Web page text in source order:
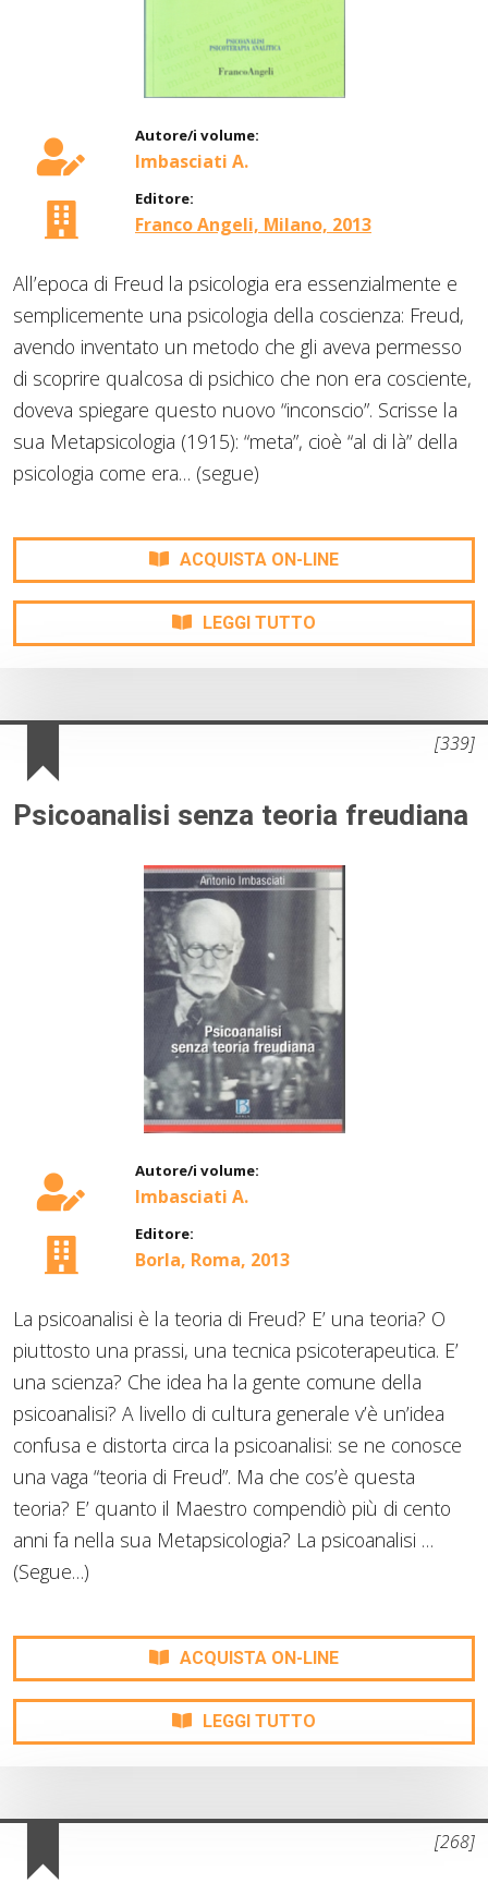
Autore/i volume:
Imbasciati A.
Editore:
Franco Angeli, Milano, 2013
All’epoca di Freud la psicologia era essenzialmente e
semplicemente una psicologia della coscienza: Freud,
avendo inventato un metodo che gli aveva permesso
di scoprire qualcosa di psichico che non era cosciente,
doveva spiegare questo nuovo “inconscio”. Scrisse la
sua Metapsicologia (1915): “meta”, cioè “al di là” della
psicologia come era… (segue)
ACQUISTA ON-LINE
LEGGI TUTTO
Psicoanalisi senza teoria freudiana
[339]
Autore/i volume:
Imbasciati A.
Editore:
Borla, Roma, 2013
La psicoanalisi è la teoria di Freud? E’ una teoria? O
piuttosto una prassi, una tecnica psicoterapeutica. E’
una scienza? Che idea ha la gente comune della
psicoanalisi? A livello di cultura generale v’è un’idea
confusa e distorta circa la psicoanalisi: se ne conosce
una vaga “teoria di Freud”. Ma che cos’è questa
teoria? E’ quanto il Maestro compendiò più di cento
anni fa nella sua Metapsicologia? La psicoanalisi …
(Segue…)
ACQUISTA ON-LINE
LEGGI TUTTO
[268]